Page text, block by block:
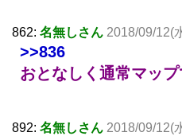
862: 名無しさん 2018/09/12(
>>836
おとなしく通常マッ
892: 名無しさん 2018/09/12(